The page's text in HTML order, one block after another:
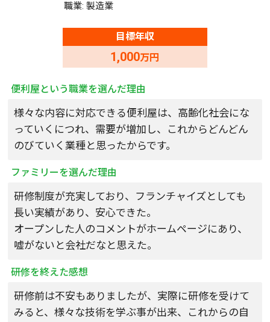
職業: 製造業
目標年収
1,000万円
便利屋という職業を選んだ理由
様々な内容に対応できる便利屋は、高齢化社会にな
っていくにつれ、需要が増加し、これからどんどん
のびていく業種と思ったからです。
ファミリーを選んだ理由
研修制度が充実しており、フランチャイズとしても
長い実績があり、安心できた。
オープンした人のコメントがホームページにあり、
嘘がないと会社だなと思えた。
研修を終えた感想
研修前は不安もありましたが、実際に研修を受けて
みると、様々な技術を学ぶ事が出来、これからの自